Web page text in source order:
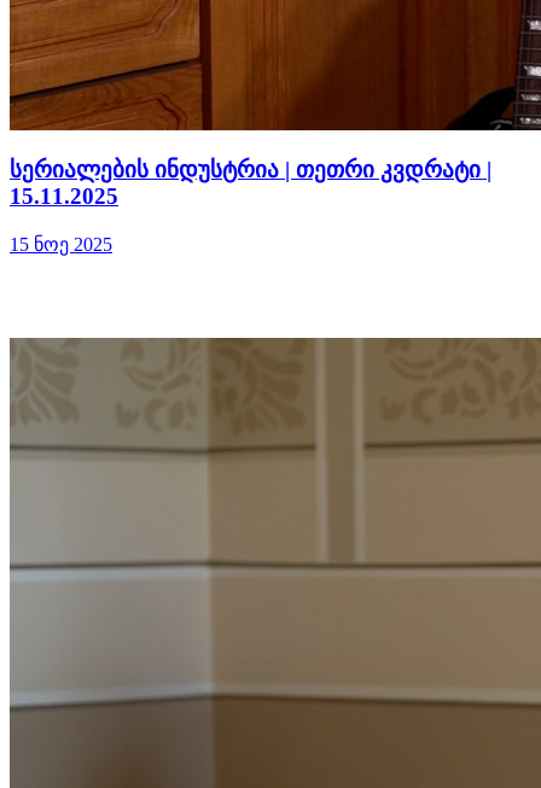
სერიალების ინდუსტრია | თეთრი კვდრატი |
15.11.2025
15 ნოე 2025